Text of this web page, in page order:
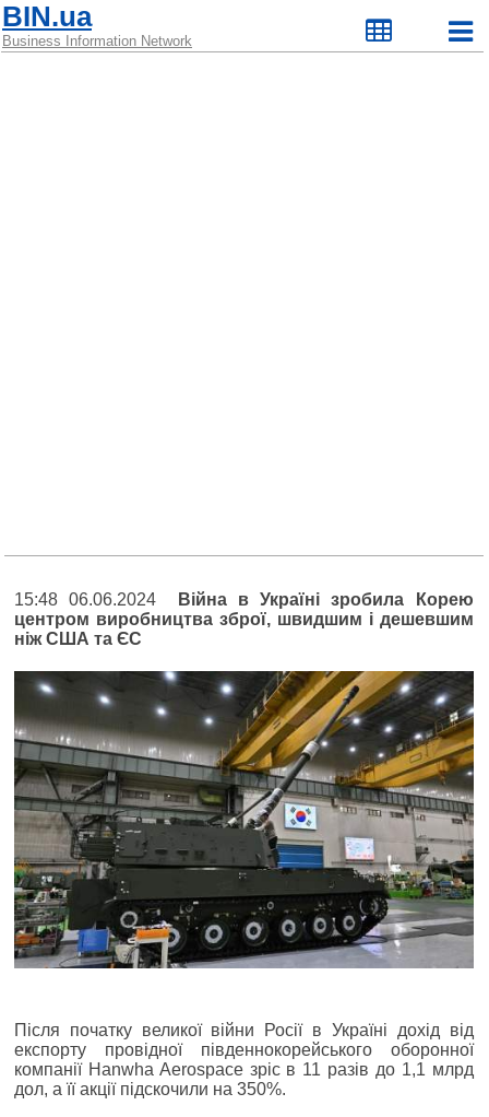
BIN.ua
Business Information Network
15:48 06.06.2024
Війна в Україні зробила Корею
центром виробництва зброї, швидшим і дешевшим
ніж США та ЄС
Після початку великої війни Росії в Україні дохід від
експорту провідної південнокорейського оборонної
компанії Hanwha Aerospace зріс в 11 разів до 1,1 млрд
дол, а її акції підскочили на 350%.